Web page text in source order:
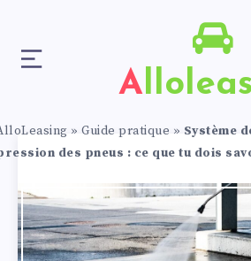
» Guide pratique » Système
des pneus : ce que tu dois